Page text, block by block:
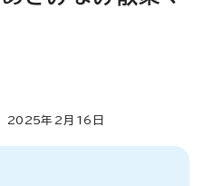
2025年2月 16 日